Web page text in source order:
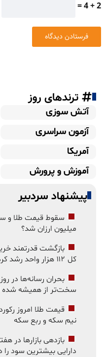
2 + 4 =
ترندهای روز
آتش سوزی
آزمون سراسری
آمریکا
آموزش و پرورش
پیشنهاد سردبیر
سقوط قیمت طلا و
میلیون ارزان شد؟
بازگشت قدرتمند
کل ۱۱۲ هزار واحد رشد کرد
بحران رسانه‌ها در
سخت‌تر از همیشه
قیمت طلا امروز
نیم سکه و ربع سکه
دارایی بیشترین سود را